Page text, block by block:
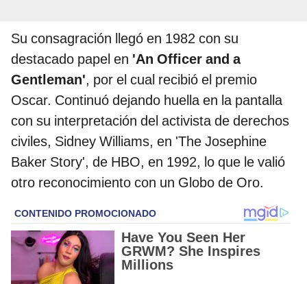
Su consagración llegó en 1982 con su
destacado papel en 'An Officer and a
Gentleman', por el cual recibió el premio
Oscar. Continuó dejando huella en la pantalla
con su interpretación del activista de derechos
civiles, Sidney Williams, en 'The Josephine
Baker Story', de HBO, en 1992, lo que le valió
otro reconocimiento con un Globo de Oro.